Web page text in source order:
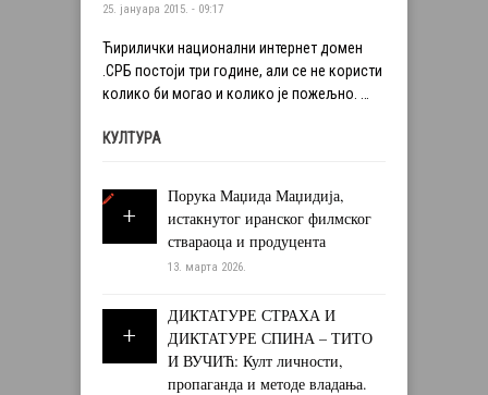
25. јануара 2015. - 09:17
Ћирилички национални интернет домен
.СРБ постоји три године, али се не користи
колико би могао и колико је пожељно. …
КУЛТУРА
Порука Маџида Маџидија,
истакнутог иранског филмског
ствараоца и продуцента
13. марта 2026.
ДИКТАТУРЕ СТРАХА И
ДИКТАТУРЕ СПИНА – ТИТО
И ВУЧИЋ: Култ личности,
пропаганда и методе владања.